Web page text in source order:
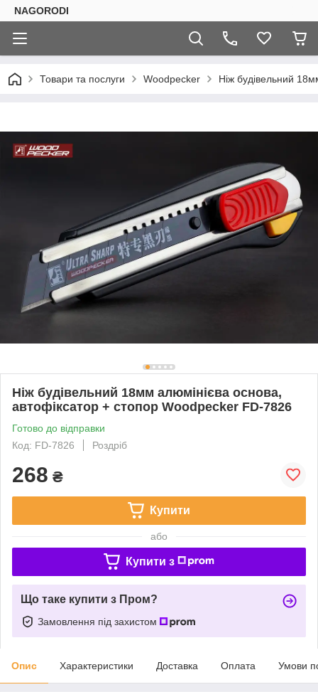
NAGORODI
Товари та послуги Woodpecker Ніж будівельний
Ніж будівельний 18мм алюмінієва основа,
автофіксатор + стопор Woodpecker FD-7826
Готово до відправки
Код: FD-7826
Роздріб
268 ₴
Купити
або
Купити з
Що таке купити з Пром?
Замовлення під захистом
Опис Характеристики Доставка Оплата Умови